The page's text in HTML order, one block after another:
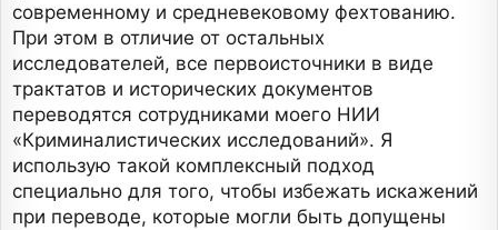
современному и средневековому фехтованию.
При этом в отличие от остальных
исследователей, все первоисточники в виде
трактатов и исторических документов
переводятся сотрудниками моего НИИ
«Криминалистических исследований». Я
использую такой комплексный подход
специально для того, чтобы избежать искажений
при переводе, которые могли быть допущены